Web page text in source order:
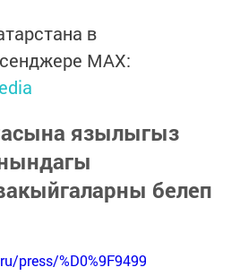
в
MАХ:
язылыгыз
белеп
press/%D0%9F9499